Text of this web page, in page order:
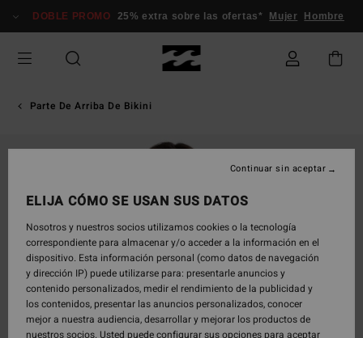
información
DOBLE PROMO 25% extra sobre las ofertas* Mujer Hombre
Parte De Arriba De Bikini
ELIJA CÓMO SE USAN SUS DATOS
Nosotros y nuestros socios utilizamos cookies o la tecnología
correspondiente para almacenar y/o acceder a la información en el
dispositivo. Esta información personal (como datos de navegación
y dirección IP) puede utilizarse para: presentarle anuncios y
contenido personalizados, medir el rendimiento de la publicidad y
los contenidos, presentar las anuncios personalizados, conocer
mejor a nuestra audiencia, desarrollar y mejorar los productos de
nuestros socios. Usted puede configurar sus opciones para aceptar
Continuar sin aceptar